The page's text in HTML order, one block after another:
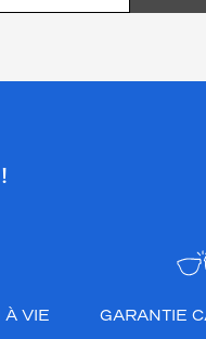
À VIE GARANTIE